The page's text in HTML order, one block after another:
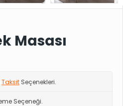
Masası
Taksit Seçenekleri.
Seçeneği.